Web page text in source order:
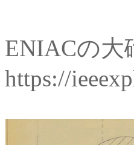
ENIACの
https://